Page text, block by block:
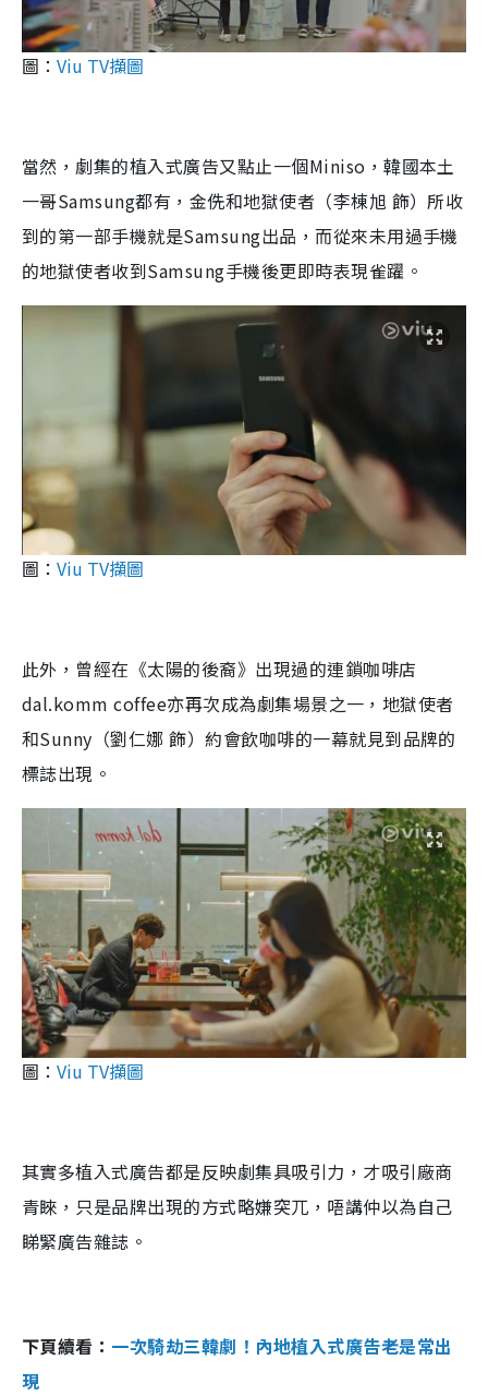
圖： Viu TV擷圖
當然，劇集的植入式廣告又點止一個Miniso，韓國本土
一哥Samsung都有，金侁和地獄使者（李棟旭 飾）所收
到的第一部手機就是Samsung出品，而從來未用過手機
的地獄使者收到Samsung手機後更即時表現雀躍。
圖： Viu TV擷圖
此外，曾經在《太陽的後裔》出現過的連鎖咖啡店
dal.komm coffee亦再次成為劇集場景之一，地獄使者
和Sunny（劉仁娜 飾）約會飲咖啡的一幕就見到品牌的
標誌出現。
圖： Viu TV擷圖
其實多植入式廣告都是反映劇集具吸引力，才吸引廠商
青睞，只是品牌出現的方式略嫌突兀，唔講仲以為自己
睇緊廣告雜誌。
下頁續看： 一次騎劫三韓劇！內地植入式廣告老是常出
現